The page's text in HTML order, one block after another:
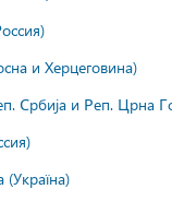
и Херцеговина)
Србија и Реп. Црна
(Україна)